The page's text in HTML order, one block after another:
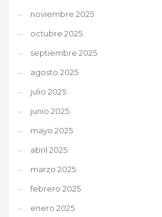
noviembre 2025
octubre 2025
septiembre 2025
agosto 2025
julio 2025
junio 2025
mayo 2025
abril 2025
marzo 2025
febrero 2025
enero 2025